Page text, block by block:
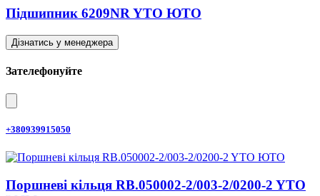
Підшипник 6209NR YTO ЮТО
Дізнатись у менеджера
Зателефонуйте
+380939915050
Поршневі кільця RB.050002-2/003-2/0200-2 YTO